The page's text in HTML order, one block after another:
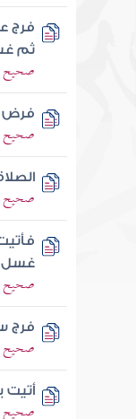
فرج
ثم
صحيح
فرض
صحيح
صحيح
غسل
صحيح
فرج
صحيح
صحيح